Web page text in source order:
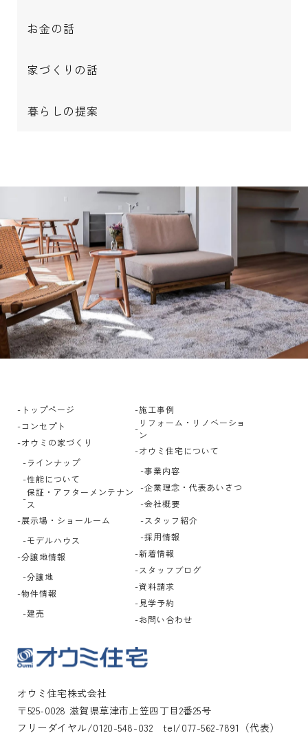
お金の話
家づくりの話
暮らしの提案
オウミ住宅株式会社
〒525-0028 滋賀県草津市上笠四丁目2番25号
フリーダイヤル/0120-548-032 tel/077-562-7891（代表）
トップページ
コンセプト
オウミの家づくり
ラインナップ
性能について
保証・アフターメンテナン
ス
展示場・ショールーム
モデルハウス
分譲地情報
分譲地
物件情報
建売
施工事例
リフォーム・リノベーショ
ン
オウミ住宅について
事業内容
企業理念・代表あいさつ
会社概要
スタッフ紹介
採用情報
新着情報
スタッフブログ
資料請求
見学予約
お問い合わせ